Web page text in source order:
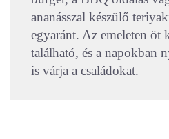
ananásszal készülő
egyaránt. Az emeleten öt
található, és a napokban
is várja a családokat.